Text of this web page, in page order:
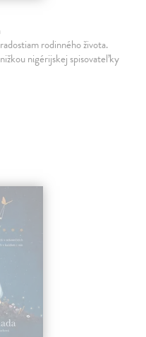
rodinného života.
nigérijskej spisovateľky